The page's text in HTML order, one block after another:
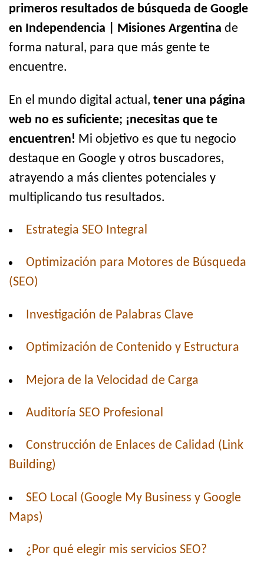
primeros resultados de búsqueda de Google
en Independencia | Misiones Argentina de
forma natural, para que más gente te
encuentre.
En el mundo digital actual, tener una página
web no es suficiente; ¡necesitas que te
encuentren! Mi objetivo es que tu negocio
destaque en Google y otros buscadores,
atrayendo a más clientes potenciales y
multiplicando tus resultados.
Estrategia SEO Integral
Optimización para Motores de Búsqueda
(SEO)
Investigación de Palabras Clave
Optimización de Contenido y Estructura
Mejora de la Velocidad de Carga
Auditoría SEO Profesional
Construcción de Enlaces de Calidad (Link
Building)
SEO Local (Google My Business y Google
Maps)
¿Por qué elegir mis servicios SEO?